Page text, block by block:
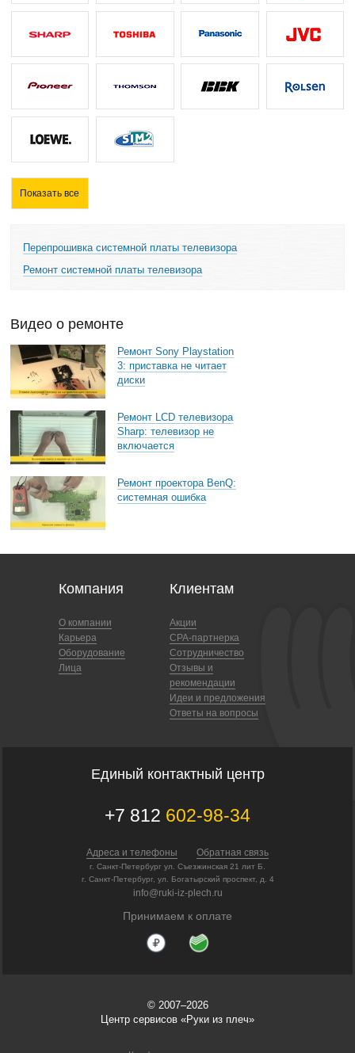
Показать все
Перепрошивка системной платы телевизора
Ремонт системной платы телевизора
Видео о ремонте
Ремонт Sony Playstation
3: приставка не читает
диски
Ремонт LCD телевизора
Sharp: телевизор не
включается
Ремонт проектора BenQ:
системная ошибка
Компания
О компании
Карьера
Оборудование
Лица
Клиентам
Акции
CPA-партнерка
Сотрудничество
Отзывы и
рекомендации
Идеи и предложения
Ответы на вопросы
Единый контактный центр
+7 812 602-98-34
Адреса и телефоны Обратная связь
г. Санкт-Петербург ул. Съезжинская 21 лит Б.
г. Санкт-Петербург, ул. Богатырский проспект, д. 4
info@ruki-iz-plech.ru
Принимаем к оплате
© 2007–2026
Центр сервисов «Руки из плеч»